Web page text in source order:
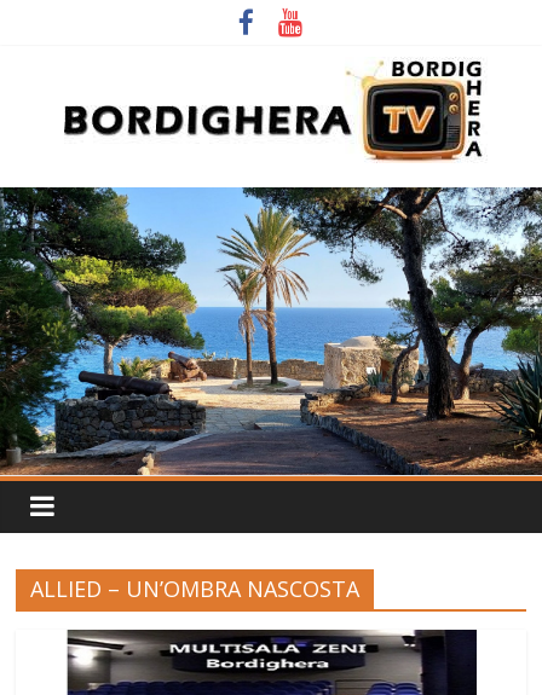
ALLIED – UN’OMBRA NASCOSTA